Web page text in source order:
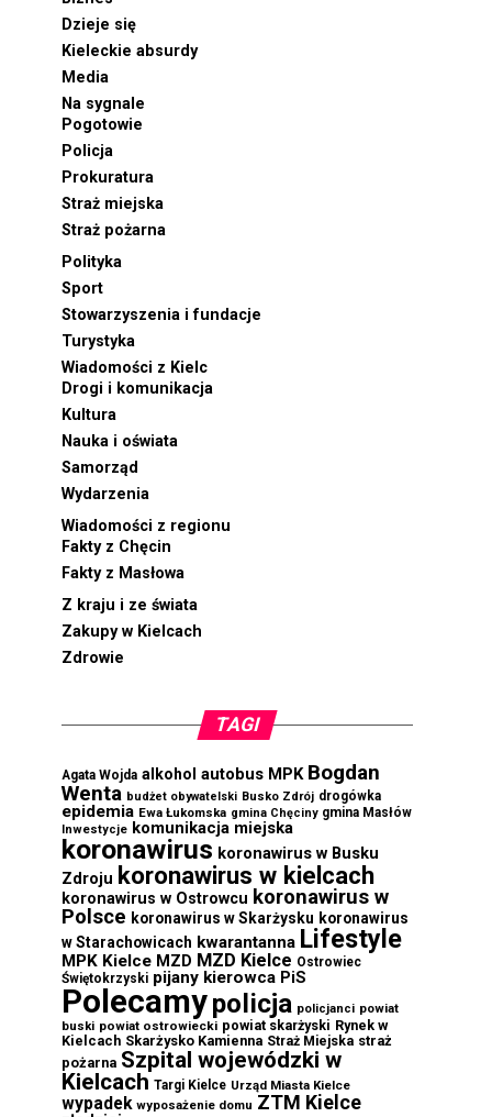
Dzieje się
Kieleckie absurdy
Media
Na sygnale
Pogotowie
Policja
Prokuratura
Straż miejska
Straż pożarna
Polityka
Sport
Stowarzyszenia i fundacje
Turystyka
Wiadomości z Kielc
Drogi i komunikacja
Kultura
Nauka i oświata
Samorząd
Wydarzenia
Wiadomości z regionu
Fakty z Chęcin
Fakty z Masłowa
Z kraju i ze świata
Zakupy w Kielcach
Zdrowie
TAGI
Agata Wojda alkohol autobus MPK Bogdan
Wenta budżet obywatelski Busko Zdrój drogówka
epidemia Ewa Łukomska gmina Chęciny gmina Masłów
Inwestycje komunikacja miejska
koronawirus koronawirus w Busku
Zdroju koronawirus w kielcach
koronawirus w Ostrowcu koronawirus w
Polsce koronawirus w Skarżysku koronawirus
w Starachowicach kwarantanna Lifestyle
MPK Kielce MZD MZD Kielce Ostrowiec
Świętokrzyski pijany kierowca PiS
Polecamypolicja policjanci powiat
buski powiat ostrowiecki powiat skarżyski Rynek w
Kielcach Skarżysko Kamienna Straż Miejska straż
pożarna Szpital wojewódzki w
Kielcach Targi Kielce Urząd Miasta Kielce
wypadek wyposażenie domu ZTM Kielce